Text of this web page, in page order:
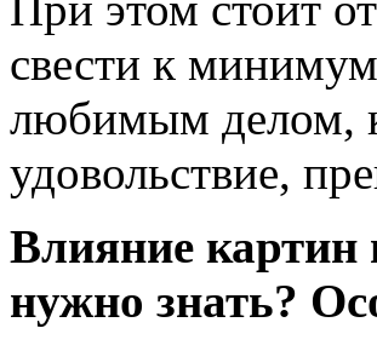
свести к
любимым делом,
удовольствие,
Влияние картин
нужно знать?